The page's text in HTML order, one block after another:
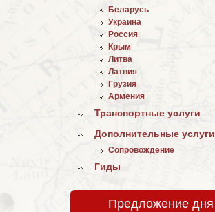
Беларусь
Украина
Россия
Крым
Литва
Латвия
Грузия
Армения
Транспортные услуги
Дополнительные услуги
Сопровождение
Гиды
Предложение дня